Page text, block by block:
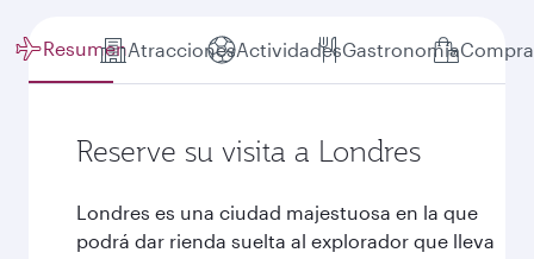
ResumenAtraccionesActividadesGastronomía
Reserve su visita a Londres
Londres es una ciudad majestuosa en la que
podrá dar rienda suelta al explorador que lleva